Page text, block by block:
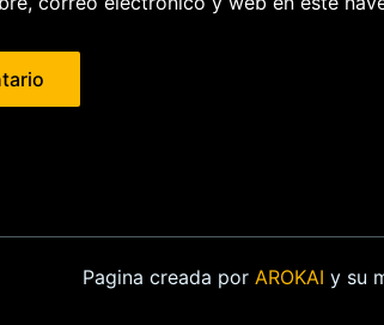
Pagina creada por AROKAI y su